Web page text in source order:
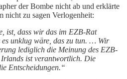
der Bombe nicht ab und erklärte
nicht zu sagen Verlogenheit:
ist, dass wir das im EZB-Rat
unklug wäre, das zu tun. … Wir
lediglich die Meinung des EZB-
ist verantwortlich. Die
Entscheidungen.“